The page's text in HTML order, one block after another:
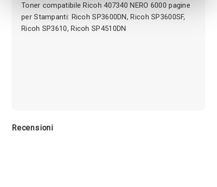
Toner compatibile Ricoh 407340 NERO 6000 pagine
per Stampanti: Ricoh SP3600DN, Ricoh SP3600SF,
Ricoh SP3610, Ricoh SP4510DN
Recensioni